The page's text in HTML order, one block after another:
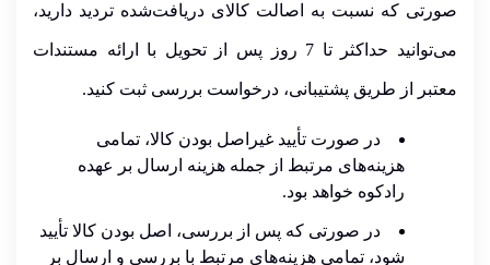
صورتی که نسبت به اصالت کالای دریافت‌شده تردید دارید،
می‌توانید حداکثر تا 7 روز پس از تحویل با ارائه مستندات
معتبر از طریق پشتیبانی، درخواست بررسی ثبت کنید.
در صورت تأیید غیراصل بودن کالا، تمامی
هزینه‌های مرتبط از جمله هزینه ارسال بر عهده
رادکوه خواهد بود.
در صورتی که پس از بررسی، اصل بودن کالا تأیید
شود، تمامی هزینه‌های مرتبط با بررسی و ارسال بر